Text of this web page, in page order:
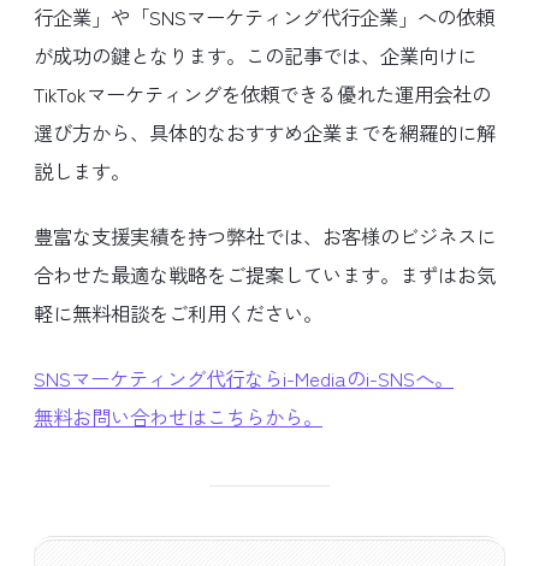
行企業」や「SNSマーケティング代行企業」への依頼
が成功の鍵となります。この記事では、企業向けに
TikTokマーケティングを依頼できる優れた運用会社の
選び方から、具体的なおすすめ企業までを網羅的に解
説します。
豊富な支援実績を持つ弊社では、お客様のビジネスに
合わせた最適な戦略をご提案しています。まずはお気
軽に無料相談をご利用ください。
SNSマーケティング代行ならi-Mediaのi-SNSへ。
無料お問い合わせはこちらから。